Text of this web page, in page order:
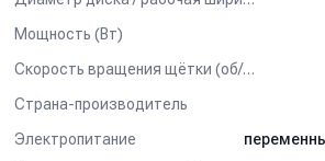
Дисковая машина.
Пэдодержатель с плавающим
Дополнительная комплектация:
- Щётки различной степени жесткости.
Мощность (Вт)
Скорость вращения щётки (об/мин)
Страна-производитель
Электропитание